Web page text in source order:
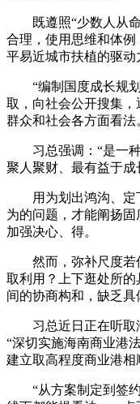
既遵照“少数人从命
合理，使用思维和体例
平易近城市扶植的驱动
“编制国度成长规划
取，向社会公开搜集
群众和社会各方面看法
习总强调：“是一种
聚人聚财、最有益于成
用为划出鸿沟、定
为的问题，才能阐扬
加强决心、得。
然而，弥补尺度若
取利用？上下逛处所
间的协商构和，缺乏具
习总近日正在听取海
“深切实施海南商业港
建立取高程度商业港相
“从方案制定到签约